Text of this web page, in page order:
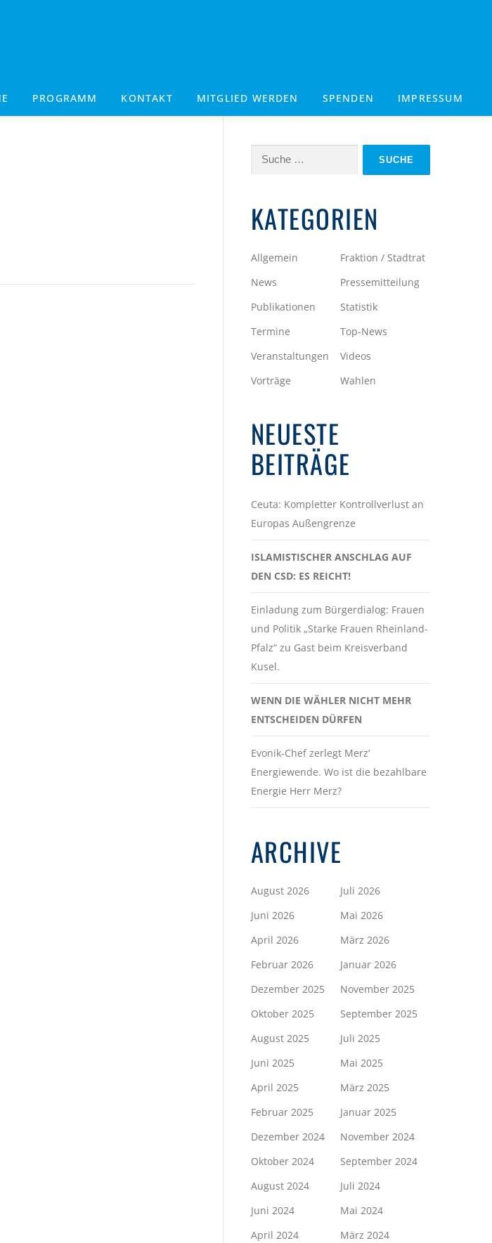
PROGRAMM KONTAKT MITGLIED WERDEN SPENDEN IMPRESSUM
Suche
KATEGORIEN
Allgemein
Fraktion / Stadtrat
News
Pressemitteilung
Publikationen
Statistik
Termine
Top-News
Veranstaltungen
Videos
Vorträge
Wahlen
NEUESTE
BEITRÄGE
Ceuta: Kompletter Kontrollverlust an
Europas Außengrenze
ISLAMISTISCHER ANSCHLAG AUF
DEN CSD: ES REICHT!
Einladung zum Bürgerdialog: Frauen
und Politik „Starke Frauen Rheinland-
Pfalz“ zu Gast beim Kreisverband
Kusel.
WENN DIE WÄHLER NICHT MEHR
ENTSCHEIDEN DÜRFEN
Evonik-Chef zerlegt Merz‘
Energiewende. Wo ist die bezahlbare
Energie Herr Merz?
ARCHIVE
August 2026
Juli 2026
Juni 2026
Mai 2026
April 2026
März 2026
Februar 2026
Januar 2026
Dezember 2025
November 2025
Oktober 2025
September 2025
August 2025
Juli 2025
Juni 2025
Mai 2025
April 2025
März 2025
Februar 2025
Januar 2025
Dezember 2024
November 2024
Oktober 2024
September 2024
August 2024
Juli 2024
Juni 2024
Mai 2024
April 2024
März 2024